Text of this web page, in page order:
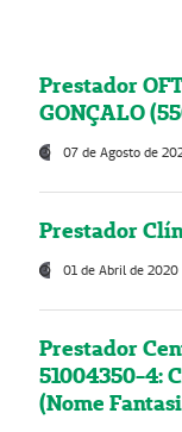
Prestador
GONÇALO
07 de Agosto de
Prestador
01 de Abril de 2020
Prestador
51004350-4:
(Nome